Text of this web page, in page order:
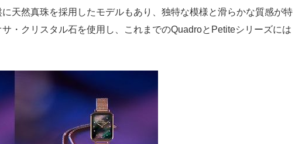
天然真珠を採用したモデルもあり、独特な模様と滑らかな質感が特
・クリスタル石を使用し、これまでのQuadroとPetiteシリーズには